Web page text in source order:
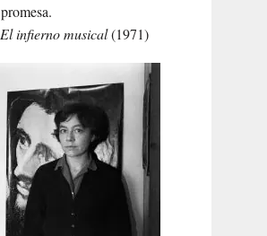
El infierno musical(1971)